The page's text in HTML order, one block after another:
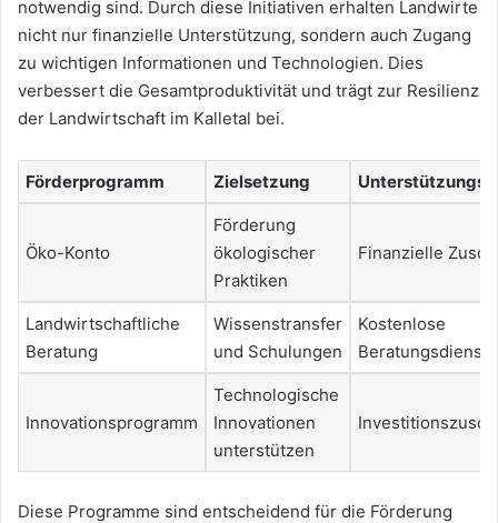
notwendig sind. Durch diese Initiativen erhalten Landwirte
nicht nur finanzielle Unterstützung, sondern auch Zugang
zu wichtigen Informationen und Technologien. Dies
verbessert die Gesamtproduktivität und trägt zur Resilienz
der Landwirtschaft im Kalletal bei.
Förderprogramm Zielsetzung
Öko-Konto
Förderung
ökologischer
Praktiken
Finanzielle
Landwirtschaftliche
Beratung
Wissenstransfer
und Schulungen
Kostenlose
Beratungsdienste
Innovationsprogramm
Technologische
Innovationen
unterstützen
Diese Programme sind entscheidend für die Förderung